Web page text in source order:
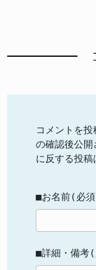
コメントを
の確認後公開
に反する投稿
■お名前(必
■詳細・備考